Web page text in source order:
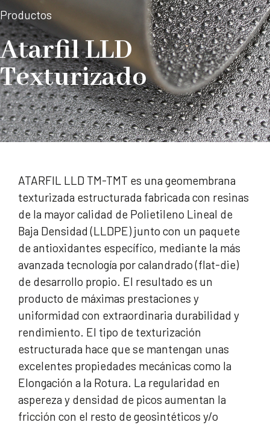
Productos
Atarfil LLD
Texturizado
ATARFIL LLD TM-TMT es una geomembrana
texturizada estructurada fabricada con resinas
de la mayor calidad de Polietileno Lineal de
Baja Densidad (LLDPE) junto con un paquete
de antioxidantes específico, mediante la más
avanzada tecnología por calandrado (flat-die)
de desarrollo propio. El resultado es un
producto de máximas prestaciones y
uniformidad con extraordinaria durabilidad y
rendimiento. El tipo de texturización
estructurada hace que se mantengan unas
excelentes propiedades mecánicas como la
Elongación a la Rotura. La regularidad en
aspereza y densidad de picos aumentan la
fricción con el resto de geosintéticos y/o